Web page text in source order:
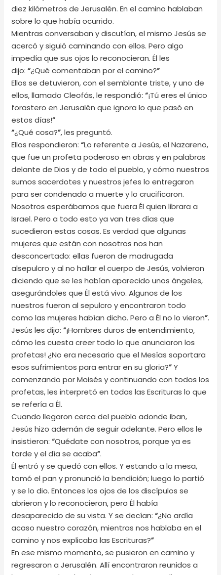
diez kilómetros de Jerusalén. En el camino hablaban
sobre lo que había ocurrido.
Mientras conversaban y discutían, el mismo Jesús se
acercó y siguió caminando con ellos. Pero algo
impedía que sus ojos lo reconocieran. Él les
dijo:“¿Qué comentaban por el camino?”
Ellos se detuvieron, con el semblante triste, y uno de
ellos, llamado Cleofás, le respondió:“¡Tú eres el único
forastero en Jerusalén que ignora lo que pasó en
estos días!”
“¿Qué cosa?”, les preguntó.
Ellos respondieron:“Lo referente a Jesús, el Nazareno,
que fue un profeta poderoso en obras y en palabras
delante de Dios y de todo el pueblo, y cómo nuestros
sumos sacerdotes y nuestros jefes lo entregaron
para ser condenado a muerte y lo crucificaron.
Nosotros esperábamos que fuera Él quien librara a
Israel. Pero a todo esto ya van tres días que
sucedieron estas cosas. Es verdad que algunas
mujeres que están con nosotros nos han
desconcertado: ellas fueron de madrugada
alsepulcro y al no hallar el cuerpo de Jesús, volvieron
diciendo que se les habían aparecido unos ángeles,
asegurándoles que Él está vivo. Algunos de los
nuestros fueron al sepulcro y encontraron todo
como las mujeres habían dicho. Pero a Él no lo vieron”.
Jesús les dijo:“¡Hombres duros de entendimiento,
cómo les cuesta creer todo lo que anunciaron los
profetas! ¿No era necesario que el Mesías soportara
esos sufrimientos para entrar en su gloria?”Y
comenzando por Moisés y continuando con todos los
profetas, les interpretó en todas las Escrituras lo que
se refería a Él.
Cuando llegaron cerca del pueblo adonde iban,
Jesús hizo ademán de seguir adelante. Pero ellos le
insistieron:“Quédate con nosotros, porque ya es
tarde y el día se acaba”.
Él entró y se quedó con ellos. Y estando a la mesa,
tomó el pan y pronunció la bendición; luego lo partió
y se lo dio. Entonces los ojos de los discípulos se
abrieron y lo reconocieron, pero Él había
desaparecido de su vista. Y se decían:“¿No ardía
acaso nuestro corazón, mientras nos hablaba en el
camino y nos explicaba las Escrituras?”
En ese mismo momento, se pusieron en camino y
regresaron a Jerusalén. Allí encontraron reunidos a